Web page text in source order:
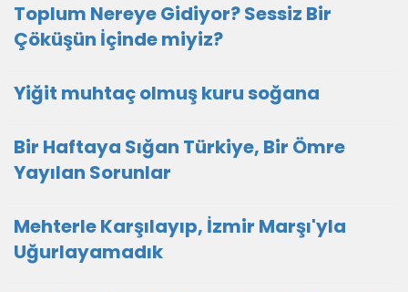
Toplum Nereye Gidiyor? Sessiz Bir
Çöküşün İçinde miyiz?
Yiğit muhtaç olmuş kuru soğana
Bir Haftaya Sığan Türkiye, Bir Ömre
Yayılan Sorunlar
Mehterle Karşılayıp, İzmir Marşı'yla
Uğurlayamadık